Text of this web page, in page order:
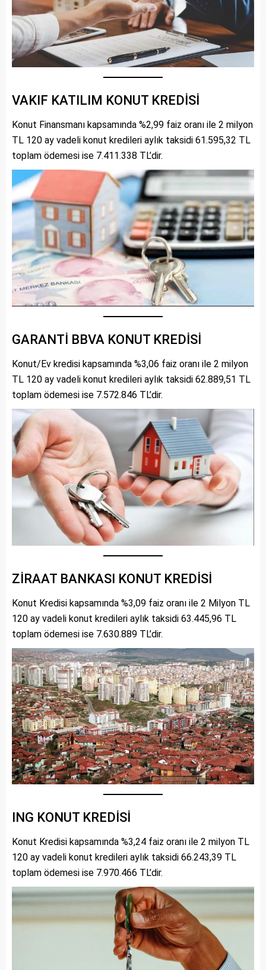
VAKIF KATILIM KONUT KREDİSİ
Konut Finansmanı kapsamında %2,99 faiz oranı ile 2 milyon
TL 120 ay vadeli konut kredileri aylık taksidi 61.595,32 TL
toplam ödemesi ise 7.411.338 TL’dir.
GARANTİ BBVA KONUT KREDİSİ
Konut/Ev kredisi kapsamında %3,06 faiz oranı ile 2 milyon
TL 120 ay vadeli konut kredileri aylık taksidi 62.889,51 TL
toplam ödemesi ise 7.572.846 TL’dir.
ZİRAAT BANKASI KONUT KREDİSİ
Konut Kredisi kapsamında %3,09 faiz oranı ile 2 Milyon TL
120 ay vadeli konut kredileri aylık taksidi 63.445,96 TL
toplam ödemesi ise 7.630.889 TL’dir.
ING KONUT KREDİSİ
Konut Kredisi kapsamında %3,24 faiz oranı ile 2 milyon TL
120 ay vadeli konut kredileri aylık taksidi 66.243,39 TL
toplam ödemesi ise 7.970.466 TL’dir.